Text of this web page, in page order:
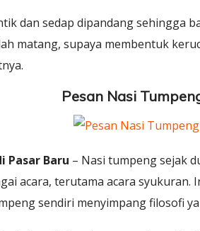
dan sedap dipandang sehingga
matang, supaya membentuk
Pesan Nasi
Pasar Baru – Nasi tumpeng sejak
acara, terutama acara
sendiri menyimpang filosofi